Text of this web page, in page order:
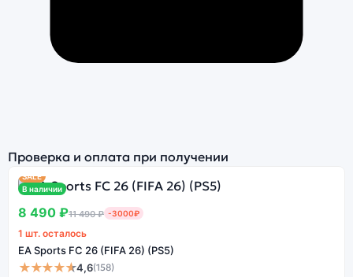
Проверка и оплата при получении
SALE
В наличии
8 490 ₽11 490 ₽ -3000₽
1 шт. осталось
EA Sports FC 26 (FIFA 26) (PS5)
★★★★★4,6(158)